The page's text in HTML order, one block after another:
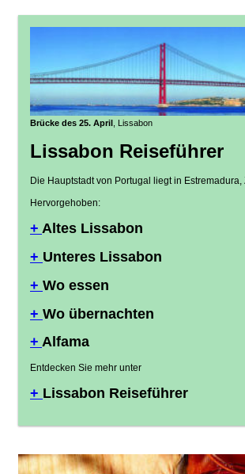
Brücke des 25. April , Lissabon
Lissabon Reiseführer
Die Hauptstadt von Portugal liegt in Estremadura,
Hervorgehoben:
+ Altes Lissabon
+ Unteres Lissabon
+ Wo essen
+ Wo übernachten
+ Alfama
Entdecken Sie mehr unter
+ Lissabon Reiseführer